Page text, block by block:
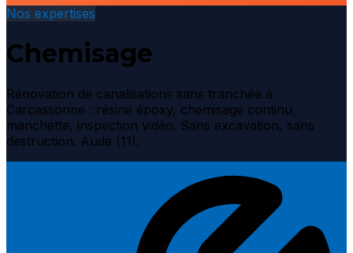
Nos expertises
Chemisage
Rénovation de canalisations sans tranchée à
Carcassonne : résine époxy, chemisage continu,
manchette, inspection vidéo. Sans excavation, sans
destruction. Aude (11).